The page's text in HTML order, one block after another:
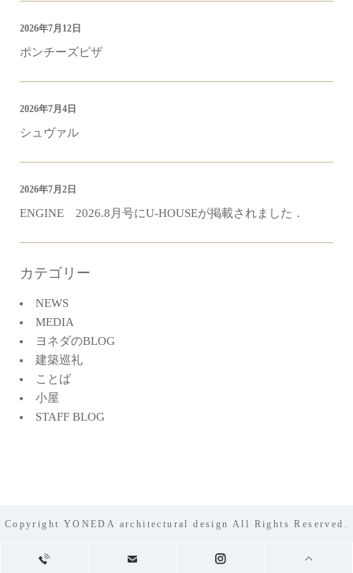
ポンチーズピザ
2026年7月12日
シュヴァル
2026年7月4日
ENGINE 2026.8月号にU-HOUSEが掲載されました．
2026年7月2日
カテゴリー
NEWS
MEDIA
ヨネダのBLOG
建築巡礼
ことば
小屋
STAFF BLOG
Copyright YONEDA architectural design All Rights Reserved.